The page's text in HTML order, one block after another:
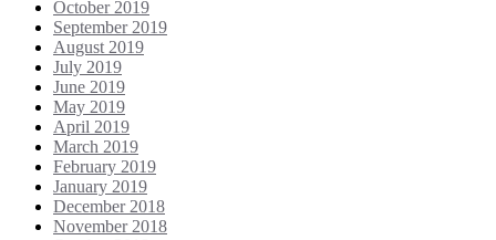
October 2019
September 2019
August 2019
July 2019
June 2019
May 2019
April 2019
March 2019
February 2019
January 2019
December 2018
November 2018